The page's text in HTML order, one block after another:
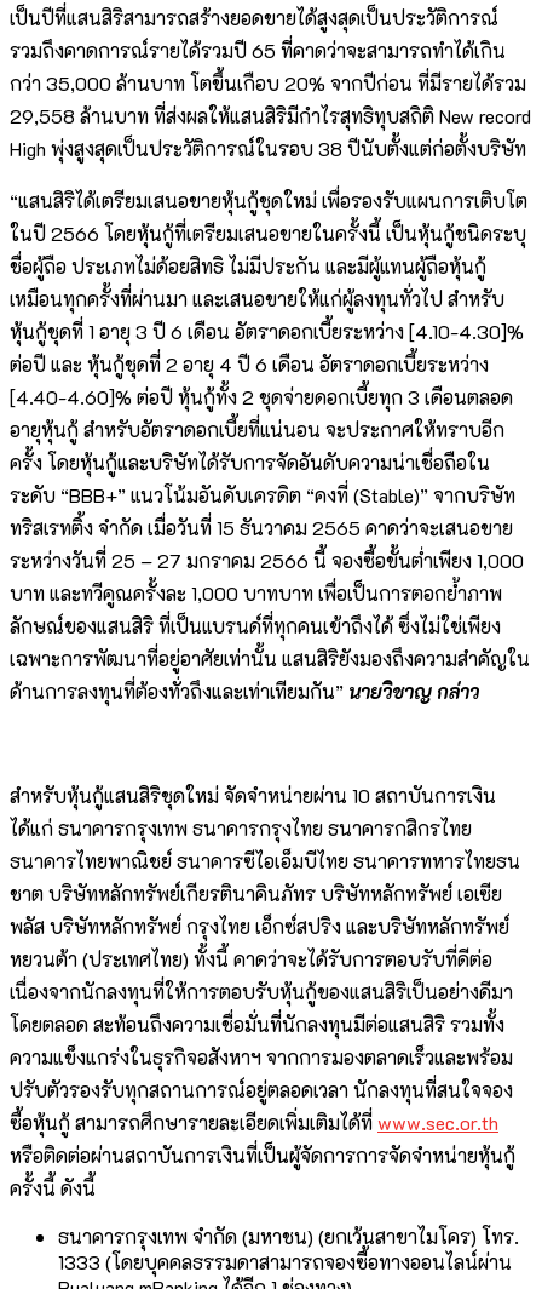
เป็นปีที่แสนสิริสามารถสร้างยอดขายได้สูงสุดเป็นประวัติการณ์
รวมถึงคาดการณ์รายได้รวมปี 65 ที่คาดว่าจะสามารถทำได้เกิน
กว่า 35,000 ล้านบาท โตขึ้นเกือบ 20% จากปีก่อน ที่มีรายได้รวม
29,558 ล้านบาท ที่ส่งผลให้แสนสิริมีกำไรสุทธิทุบสถิติ New record
High พุ่งสูงสุดเป็นประวัติการณ์ในรอบ 38 ปีนับตั้งแต่ก่อตั้งบริษัท
“แสนสิริได้เตรียมเสนอขายหุ้นกู้ชุดใหม่ เพื่อรองรับแผนการเติบโต
ในปี 2566 โดยหุ้นกู้ที่เตรียมเสนอขายในครั้งนี้ เป็นหุ้นกู้ชนิดระบุ
ชื่อผู้ถือ ประเภทไม่ด้อยสิทธิ ไม่มีประกัน และมีผู้แทนผู้ถือหุ้นกู้
เหมือนทุกครั้งที่ผ่านมา และเสนอขายให้แก่ผู้ลงทุนทั่วไป สำหรับ
หุ้นกู้ชุดที่ 1 อายุ 3 ปี 6 เดือน อัตราดอกเบี้ยระหว่าง [4.10-4.30]%
ต่อปี และ หุ้นกู้ชุดที่ 2 อายุ 4 ปี 6 เดือน อัตราดอกเบี้ยระหว่าง
[4.40-4.60]% ต่อปี หุ้นกู้ทั้ง 2 ชุดจ่ายดอกเบี้ยทุก 3 เดือนตลอด
อายุหุ้นกู้ สำหรับอัตราดอกเบี้ยที่แน่นอน จะประกาศให้ทราบอีก
ครั้ง โดยหุ้นกู้และบริษัทได้รับการจัดอันดับความน่าเชื่อถือใน
ระดับ “BBB+” แนวโน้มอันดับเครดิต “คงที่ (Stable)” จากบริษัท
ทริสเรทติ้ง จำกัด เมื่อวันที่ 15 ธันวาคม 2565 คาดว่าจะเสนอขาย
ระหว่างวันที่ 25 – 27 มกราคม 2566 นี้ จองซื้อขั้นต่ำเพียง 1,000
บาท และทวีคูณครั้งละ 1,000 บาทบาท เพื่อเป็นการตอกย้ำภาพ
ลักษณ์ของแสนสิริ ที่เป็นแบรนด์ที่ทุกคนเข้าถึงได้ ซึ่งไม่ใช่เพียง
เฉพาะการพัฒนาที่อยู่อาศัยเท่านั้น แสนสิริยังมองถึงความสำคัญใน
ด้านการลงทุนที่ต้องทั่วถึงและเท่าเทียมกัน” นายวิชาญ กล่าว
สำหรับหุ้นกู้แสนสิริชุดใหม่ จัดจำหน่ายผ่าน 10 สถาบันการเงิน
ได้แก่ ธนาคารกรุงเทพ ธนาคารกรุงไทย ธนาคารกสิกรไทย
ธนาคารไทยพาณิชย์ ธนาคารซีไอเอ็มบีไทย ธนาคารทหารไทยธน
ชาต บริษัทหลักทรัพย์เกียรตินาคินภัทร บริษัทหลักทรัพย์ เอเซีย
พลัส บริษัทหลักทรัพย์ กรุงไทย เอ็กซ์สปริง และบริษัทหลักทรัพย์
หยวนต้า (ประเทศไทย) ทั้งนี้ คาดว่าจะได้รับการตอบรับที่ดีต่อ
เนื่องจากนักลงทุนที่ให้การตอบรับหุ้นกู้ของแสนสิริเป็นอย่างดีมา
โดยตลอด สะท้อนถึงความเชื่อมั่นที่นักลงทุนมีต่อแสนสิริ รวมทั้ง
ความแข็งแกร่งในธุรกิจอสังหาฯ จากการมองตลาดเร็วและพร้อม
ปรับตัวรองรับทุกสถานการณ์อยู่ตลอดเวลา นักลงทุนที่สนใจจอง
ซื้อหุ้นกู้ สามารถศึกษารายละเอียดเพิ่มเติมได้ที่www.sec.or.th
หรือติดต่อผ่านสถาบันการเงินที่เป็นผู้จัดการการจัดจำหน่ายหุ้นกู้
ครั้งนี้ ดังนี้
ธนาคารกรุงเทพ จำกัด (มหาชน) (ยกเว้นสาขาไมโคร) โทร.
1333 (โดยบุคคลธรรมดาสามารถจองซื้อทางออนไลน์ผ่าน